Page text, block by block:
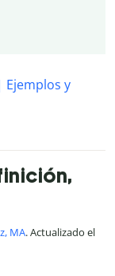
y
MA. Actualizado el